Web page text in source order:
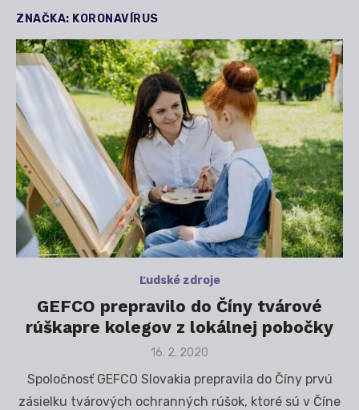
ZNAČKA: KORONAVÍRUS
Ľudské zdroje
GEFCO prepravilo do Číny tvárové
rúškapre kolegov z lokálnej pobočky
Posted
16. 2. 2020
Spoločnosť GEFCO Slovakia prepravila do Číny prvú
zásielku tvárových ochranných rúšok, ktoré sú v Číne